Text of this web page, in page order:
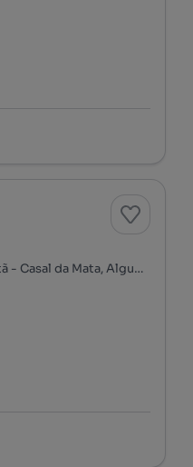
Rua da Barrosa - Barrosa, Algueirão-Velho - Baratã - Casal da Mata, Algueirão-Mem Martins, Sintra, Lisboa